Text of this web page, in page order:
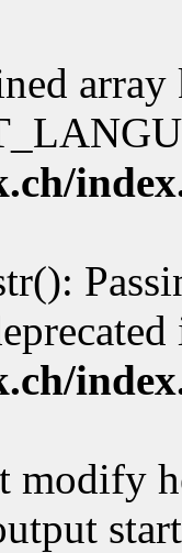
array
modify